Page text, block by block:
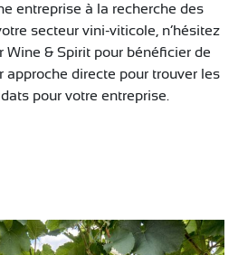
entreprise à la recherche des
secteur vini-viticole, n’hésitez
Wine & Spirit pour bénéficier de
approche directe pour trouver les
pour votre entreprise.